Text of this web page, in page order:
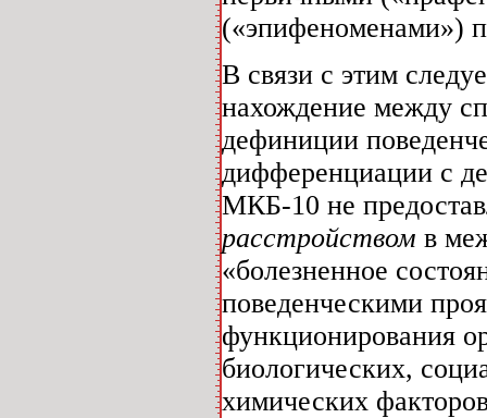
(«эпифеноменами»)
В связи с этим
нахождение между
дефиниции
дифференциации с
МКБ-10 не
расстройством в
«болезненное
поведенческими
функционирования
биологических,
химических